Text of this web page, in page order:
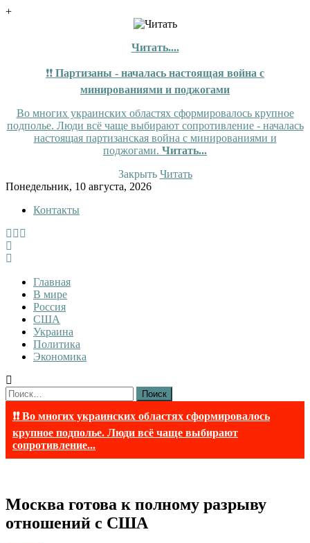
+
Читать....
❗❗ Партизаны - началась настоящая война с
минированиями и поджогами
Во многих украинских областях сформировалось крупное
подполье. Люди всё чаще выбирают сопротивление - началась
настоящая партизанская война с минированиями и
поджогами. Читать...
Закрыть Читать
Skip
content
Понедельник, 10 августа, 2026
Контакты
InfoRuss
InfoRuss — Новости
Главная
В мире
Россия
США
Украина
Политика
Экономика
Найти:
❗❗ Во многих украинских областях сформировалось
крупное подполье. Люди всё чаще выбирают
сопротивление...
Москва готова к полному разрыву
отношений с США